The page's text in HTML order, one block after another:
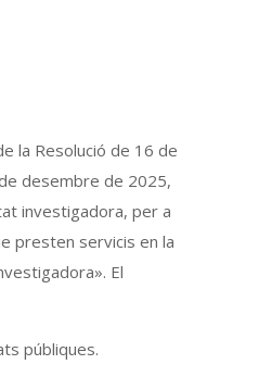
la Resolució de 16 de
desembre de 2025,
investigadora, per a
presten servicis en la
El
públiques.